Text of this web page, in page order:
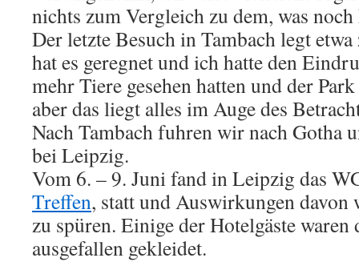
nichts zum Vergleich zu dem, was
Der letzte Besuch in Tambach legt
hat es geregnet und ich hatte den
mehr Tiere gesehen hatten und der
aber das liegt alles im Auge des
Nach Tambach fuhren wir nach Gotha
bei Leipzig.
Vom 6. – 9. Juni fand in Leipzig das
Treffen, statt und Auswirkungen davon
zu spüren. Einige der Hotelgäste waren
ausgefallen gekleidet.